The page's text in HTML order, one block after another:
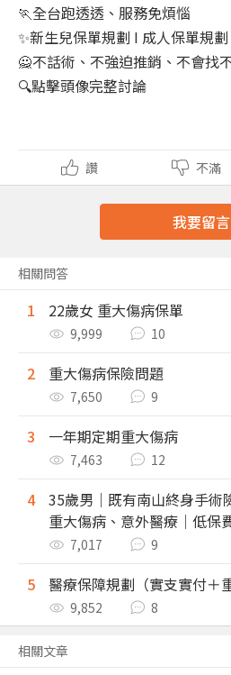
🏃全台跑透透、服務免煩惱
✨新生兒保單規劃 I 成人保單規劃
🙅不話術、不強迫推銷、不會找
🔍點擊頭像完整討論
讚 不滿
我要留言
相關問答
1 22歲女 重大傷病保單
9,999 10
2 重大傷病保險問題
7,650 9
3 一年期定期重大傷病
7,463 12
4
35歲男｜既有南山終身手術
重大傷病、意外醫療｜低保
7,017 9
5 醫療保障規劃（實支實付＋
9,852 8
相關文章